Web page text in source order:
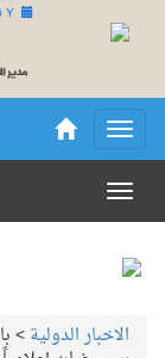
Y
الاخبار الدولية>